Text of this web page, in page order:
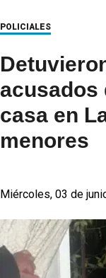
POLICIALES
acusados
casa en
menores
Miércoles, 03 de